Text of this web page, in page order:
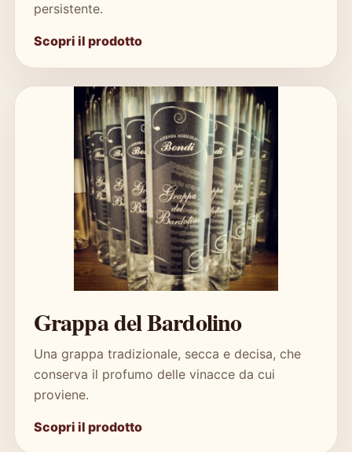
persistente.
Scopri il prodotto
Grappa del Bardolino
Una grappa tradizionale, secca e decisa, che
conserva il profumo delle vinacce da cui
proviene.
Scopri il prodotto